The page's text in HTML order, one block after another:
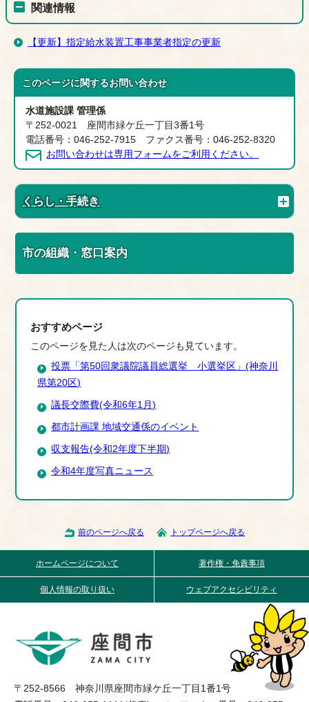
関連情報
【更新】指定給水装置工事事業者指定の更新
このページに関するお問い合わせ
水道施設課 管理係
〒252-0021 座間市緑ケ丘一丁目3番1号
電話番号：046-252-7915 ファクス番号：046-252-8320
お問い合わせは専用フォームをご利用ください。
くらし・手続き
市の組織・窓口案内
おすすめページ
このページを見た人は次のページも見ています。
投票「第50回衆議院議員総選挙 小選挙区」(神奈川
県第20区)
議長交際費(令和6年1月)
都市計画課 地域交通係のイベント
収支報告(令和2年度下半期)
令和4年度写真ニュース
前のページへ戻る トップページへ戻る
ホームページについて 著作権・免責事項
個人情報の取り扱い ウェブアクセシビリティ
〒252-8566 神奈川県座間市緑ケ丘一丁目1番1号